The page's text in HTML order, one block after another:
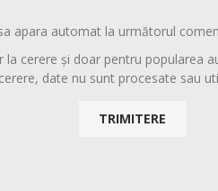
apara automat la următorul
cerere și doar pentru popularea
date nu sunt procesate sau